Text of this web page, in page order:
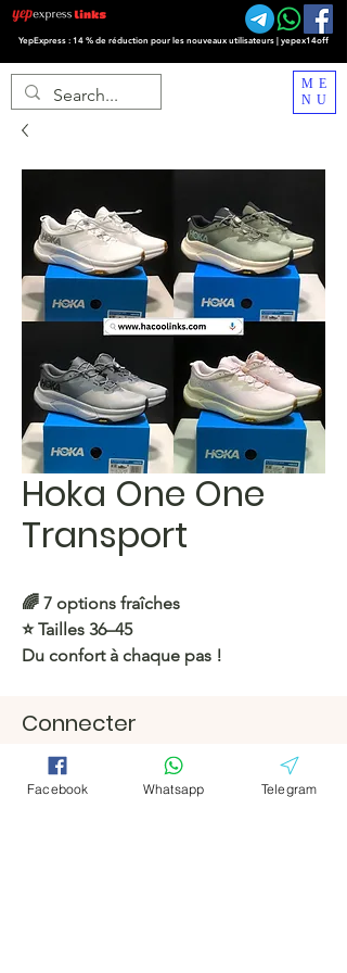
YepExpress : 14 % de réduction pour les nouveaux utilisateurs | yepex14off
ME
NU
Hoka One One
Transport
🌈 7 options fraîches
⭐️ Tailles 36–45
Du confort à chaque pas !
Magasin Hacoo
https://c.hacoo.pl/2eg7RJ
Connecter
Facebook
Télégramm
Facebook
Télégramm
Facebook Whatsapp Telegram